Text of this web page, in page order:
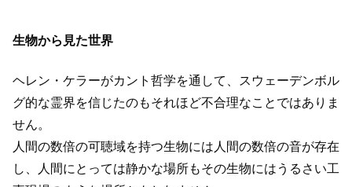
生物から見た世界
ヘレン・ケラーがカント哲学を通して、スウェーデンボル
グ的な霊界を信じたのもそれほど不合理なことではありま
せん。
人間の数倍の可聴域を持つ生物には人間の数倍の音が存在
し、人間にとっては静かな場所もその生物にはうるさい工